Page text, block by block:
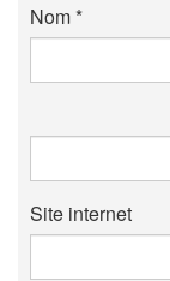
Nom*
Site internet